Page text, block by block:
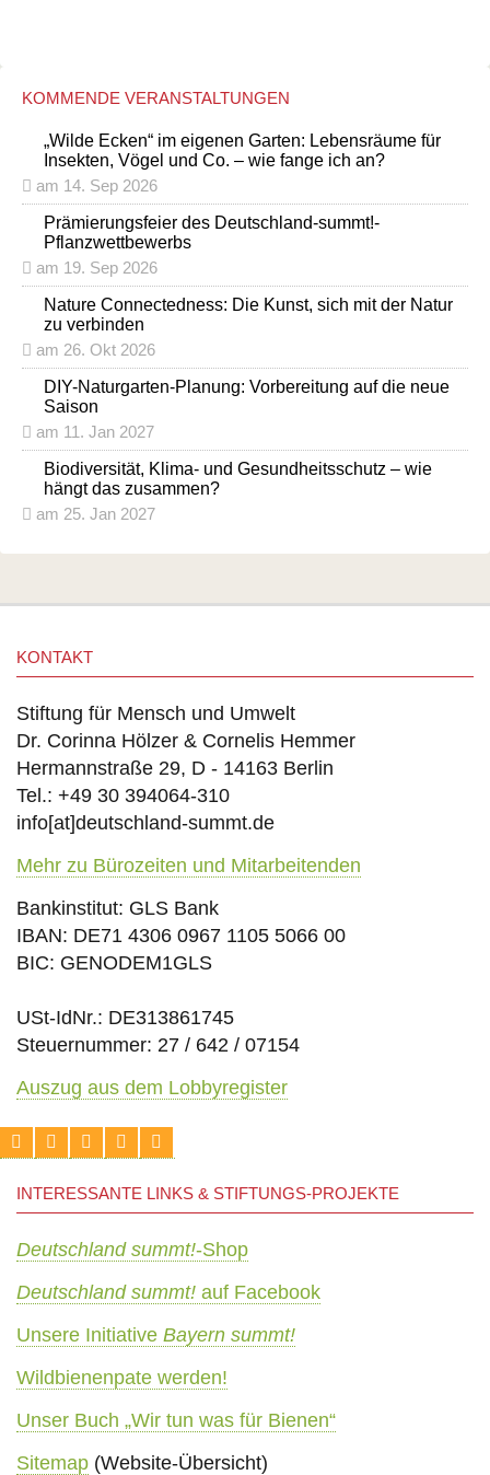
KOMMENDE VERANSTALTUNGEN
„Wilde Ecken“ im eigenen Garten: Lebensräume für
Insekten, Vögel und Co. – wie fange ich an?
am 14. Sep 2026
Prämierungsfeier des Deutschland-summt!-
Pflanzwettbewerbs
am 19. Sep 2026
Nature Connectedness: Die Kunst, sich mit der Natur
zu verbinden
am 26. Okt 2026
DIY-Naturgarten-Planung: Vorbereitung auf die neue
Saison
am 11. Jan 2027
Biodiversität, Klima- und Gesundheitsschutz – wie
hängt das zusammen?
am 25. Jan 2027
KONTAKT
Stiftung für Mensch und Umwelt
Dr. Corinna Hölzer & Cornelis Hemmer
Hermannstraße 29, D - 14163 Berlin
Tel.: +49 30 394064-310
info[at]deutschland-summt.de
Mehr zu Bürozeiten und Mitarbeitenden
Bankinstitut: GLS Bank
IBAN: DE71 4306 0967 1105 5066 00
BIC: GENODEM1GLS
USt-IdNr.: DE313861745
Steuernummer: 27 / 642 / 07154
Auszug aus dem Lobbyregister
INTERESSANTE LINKS & STIFTUNGS-PROJEKTE
Deutschland summt!-Shop
Deutschland summt! auf Facebook
Unsere Initiative Bayern summt!
Wildbienenpate werden!
Unser Buch „Wir tun was für Bienen“
Sitemap (Website-Übersicht)